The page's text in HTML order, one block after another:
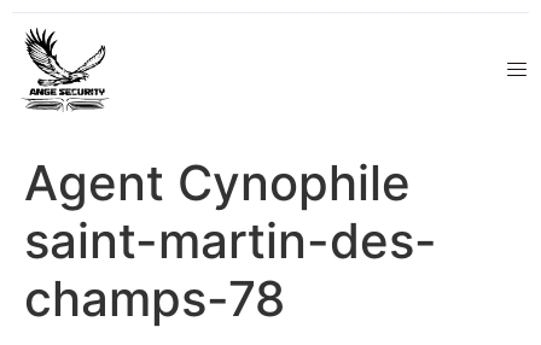
Agent Cynophile
saint-martin-des-
champs-78